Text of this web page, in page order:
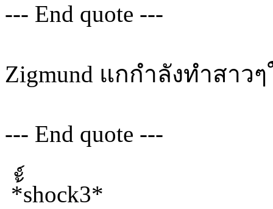
--- End quote ---
Zigmund แกกำลังทำสาว
--- End quote ---
*้ั์shock3*